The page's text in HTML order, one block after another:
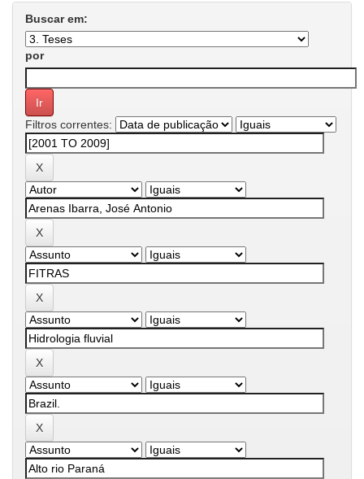
Buscar em:
por
Filtros correntes: